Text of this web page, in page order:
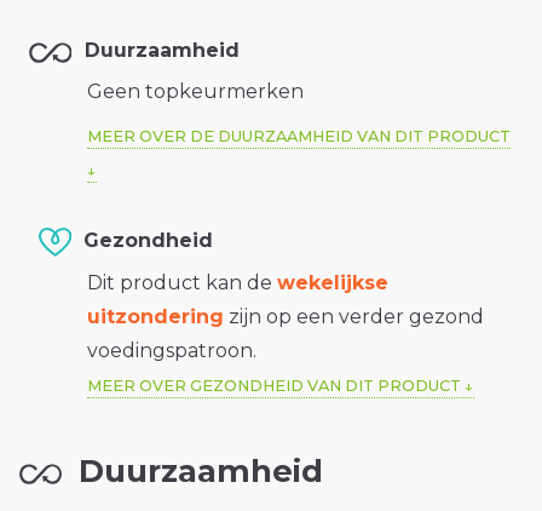
Duurzaamheid
Geen topkeurmerken
MEER OVER DE DUURZAAMHEID VAN DIT PRODUCT
Gezondheid
Dit product kan de wekelijkse
uitzondering zijn op een verder gezond
voedingspatroon.
MEER OVER GEZONDHEID VAN DIT PRODUCT
Duurzaamheid